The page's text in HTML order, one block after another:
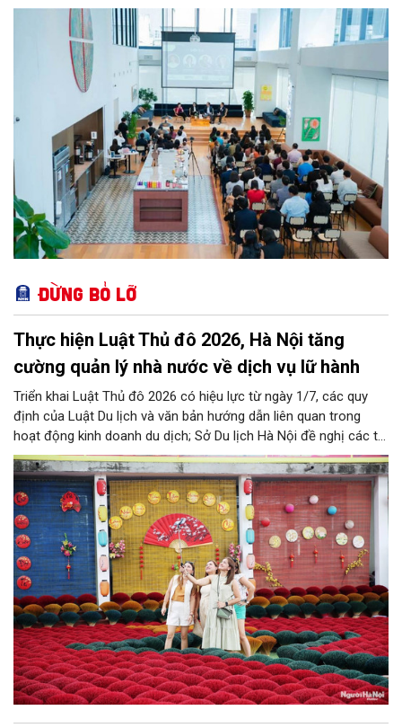
ưu tiên của đông đảo doanh nghiệp cũng như cá nhân khi tìm
kiếm một văn phòng làm việc chuẩn mực giữa lòng thành phố
sôi động bậc nhất cả nước này.
Đừng bỏ lỡ
Thực hiện Luật Thủ đô 2026, Hà Nội tăng
cường quản lý nhà nước về dịch vụ lữ hành
Triển khai Luật Thủ đô 2026 có hiệu lực từ ngày 1/7, các quy
định của Luật Du lịch và văn bản hướng dẫn liên quan trong
hoạt động kinh doanh du dịch; Sở Du lịch Hà Nội đề nghị các tổ
chức, đơn vị, doanh nghiệp kinh doanh dịch vụ lữ hành trên địa
bàn thành phố thực hiện một số nội dung quan trọng. Qua đó
góp phần thực hiện thắng lợi các mục tiêu phát triển du lịch Hà
Nội năm 2026 và giai đoạn tiếp theo.